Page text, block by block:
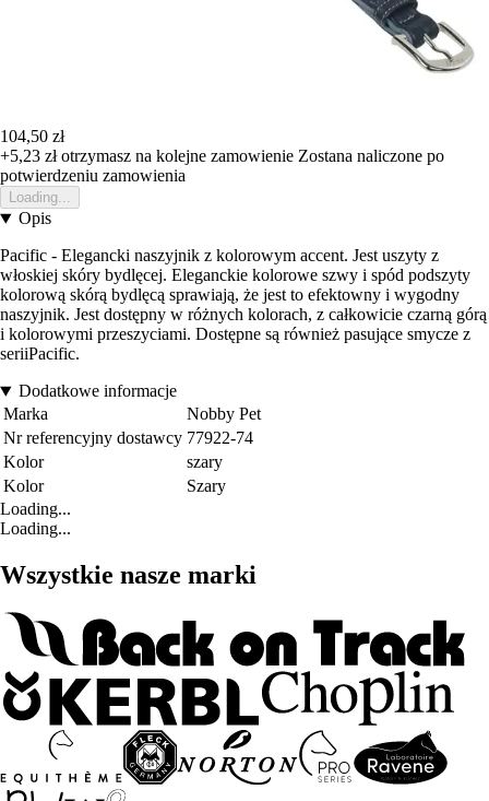
104,50 zł
+5,23 złotrzymasz na kolejne zamowienie Zostana naliczone po
potwierdzeniu zamowienia
Loading...
Opis
Pacific - Elegancki naszyjnik z kolorowym accent. Jest uszyty z
włoskiej skóry bydlęcej. Eleganckie kolorowe szwy i spód podszyty
kolorową skórą bydlęcą sprawiają, że jest to efektowny i wygodny
naszyjnik. Jest dostępny w różnych kolorach, z całkowicie czarną górą
i kolorowymi przeszyciami. Dostępne są również pasujące smycze z
seriiPacific.
Dodatkowe informacje
Marka
Nobby Pet
Nr referencyjny dostawcy 77922-74
Kolor
szary
Kolor
Szary
Loading...
Loading...
Wszystkie nasze marki